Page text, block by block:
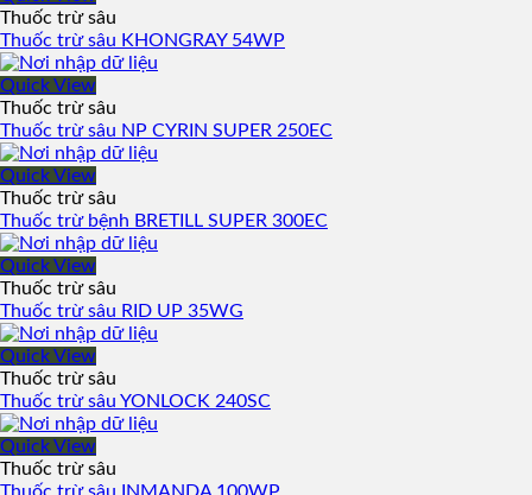
Thuốc trừ sâu
Thuốc trừ sâu KHONGRAY 54WP
Quick View
Thuốc trừ sâu
Thuốc trừ sâu NP CYRIN SUPER 250EC
Quick View
Thuốc trừ sâu
Thuốc trừ bệnh BRETILL SUPER 300EC
Quick View
Thuốc trừ sâu
Thuốc trừ sâu RID UP 35WG
Quick View
Thuốc trừ sâu
Thuốc trừ sâu YONLOCK 240SC
Quick View
Thuốc trừ sâu